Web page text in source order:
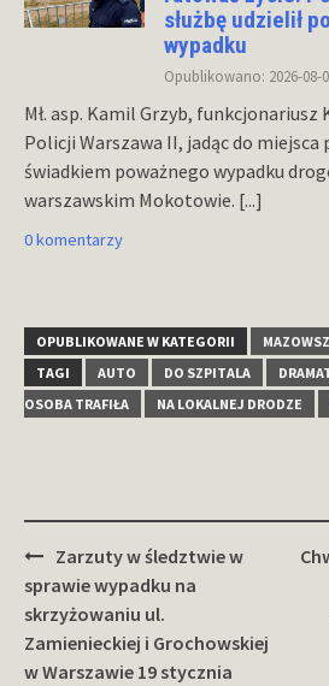
służbę udzielił
wypadku
Opublikowano: 2026-08-
Mł. asp. Kamil Grzyb, funkcjonariusz
Policji Warszawa II, jadąc do miejsca
świadkiem poważnego wypadku
warszawskim Mokotowie. [...]
0 komentarzy
OPUBLIKOWANE W KATEGORII
TAGI
AUTO DO SZPITALA
OSOBA TRAFIŁA
NA LOKALNEJ DRODZE
Zobacz
wpisy
Zarzuty w śledztwie w
sprawie wypadku na
skrzyżowaniu ul.
Zamienieckiej i Grochowskiej
w Warszawie 19 stycznia